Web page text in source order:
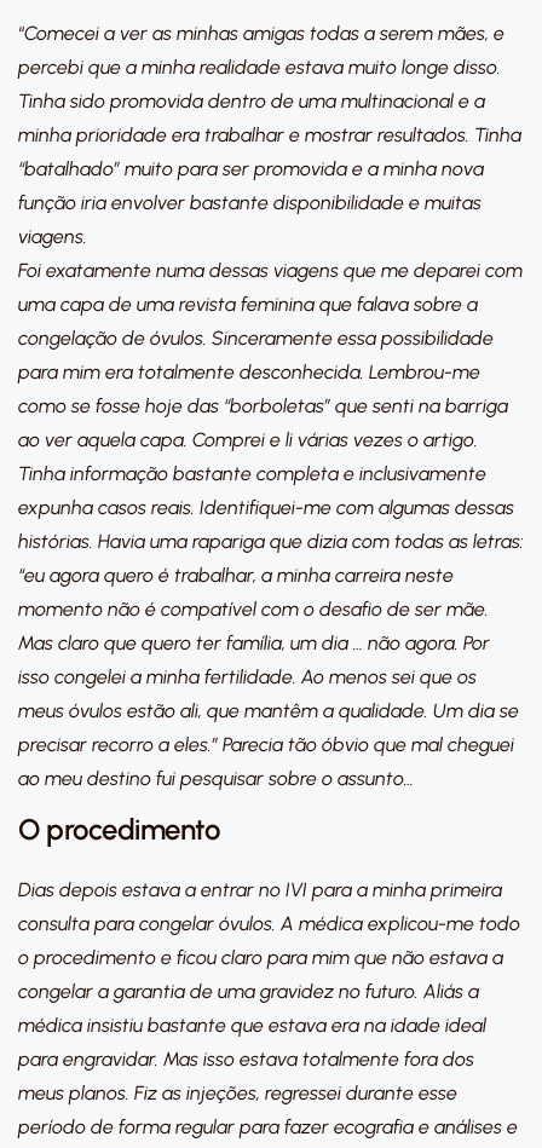
“Comecei a ver as minhas amigas todas a serem mães, e
percebi que a minha realidade estava muito longe disso.
Tinha sido promovida dentro de uma multinacional e a
minha prioridade era trabalhar e mostrar resultados. Tinha
“batalhado” muito para ser promovida e a minha nova
função iria envolver bastante disponibilidade e muitas
viagens.
Foi exatamente numa dessas viagens que me deparei com
uma capa de uma revista feminina que falava sobre a
congelação de óvulos. Sinceramente essa possibilidade
para mim era totalmente desconhecida. Lembrou-me
como se fosse hoje das “borboletas” que senti na barriga
ao ver aquela capa. Comprei e li várias vezes o artigo.
Tinha informação bastante completa e inclusivamente
expunha casos reais. Identifiquei-me com algumas dessas
histórias. Havia uma rapariga que dizia com todas as letras:
“eu agora quero é trabalhar, a minha carreira neste
momento não é compatível com o desafio de ser mãe.
Mas claro que quero ter família, um dia … não agora. Por
isso congelei a minha fertilidade. Ao menos sei que os
meus óvulos estão ali, que mantêm a qualidade. Um dia se
precisar recorro a eles.” Parecia tão óbvio que mal cheguei
ao meu destino fui pesquisar sobre o assunto…
O procedimento
Dias depois estava a entrar no IVI para a minha primeira
consulta para congelar óvulos. A médica explicou-me todo
o procedimento e ficou claro para mim que não estava a
congelar a garantia de uma gravidez no futuro. Aliás a
médica insistiu bastante que estava era na idade ideal
para engravidar. Mas isso estava totalmente fora dos
meus planos. Fiz as injeções, regressei durante esse
período de forma regular para fazer ecografia e análises e